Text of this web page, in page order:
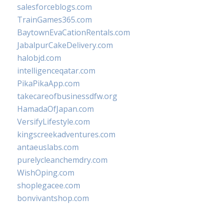
salesforceblogs.com
TrainGames365.com
BaytownEvaCationRentals.com
JabalpurCakeDelivery.com
halobjd.com
intelligenceqatar.com
PikaPikaApp.com
takecareofbusinessdfw.org
HamadaOfJapan.com
VersifyLifestyle.com
kingscreekadventures.com
antaeuslabs.com
purelycleanchemdry.com
WishOping.com
shoplegacee.com
bonvivantshop.com